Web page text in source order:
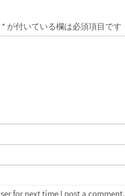
* が付いている欄は必須項目です
for next time I post a comment.